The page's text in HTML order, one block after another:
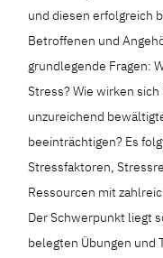
und diesen erfolgreich
Betroffenen und
grundlegende Fragen:
Stress? Wie wirken
unzureichend
beeinträchtigen? Es
Stressfaktoren,
Ressourcen mit
Der Schwerpunkt liegt
belegten Übungen und